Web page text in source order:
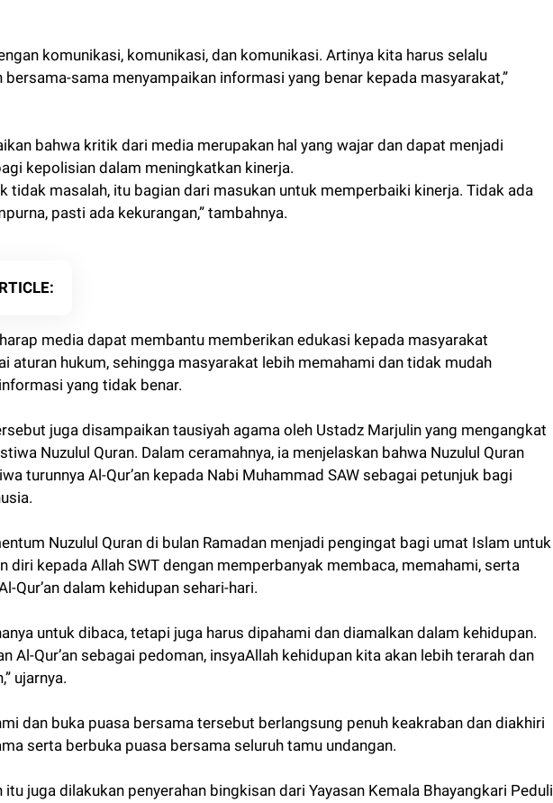
komunikasi, komunikasi, dan komunikasi. Artinya kita harus selalu
sama menyampaikan informasi yang benar kepada masyarakat,”
bahwa kritik dari media merupakan hal yang wajar dan dapat menjadi
kepolisian dalam meningkatkan kinerja.
tidak masalah, itu bagian dari masukan untuk memperbaiki kinerja. Tidak ada
pasti ada kekurangan,” tambahnya.
media dapat membantu memberikan edukasi kepada masyarakat
aturan hukum, sehingga masyarakat lebih memahami dan tidak mudah
yang tidak benar.
juga disampaikan tausiyah agama oleh Ustadz Marjulin yang mengangkat
Nuzulul Quran. Dalam ceramahnya, ia menjelaskan bahwa Nuzulul Quran
turunnya Al-Qur’an kepada Nabi Muhammad SAW sebagai petunjuk bagi
Nuzulul Quran di bulan Ramadan menjadi pengingat bagi umat Islam untuk
diri kepada Allah SWT dengan memperbanyak membaca, memahami, serta
Qur’an dalam kehidupan sehari-hari.
untuk dibaca, tetapi juga harus dipahami dan diamalkan dalam kehidupan.
Al-Qur’an sebagai pedoman, insyaAllah kehidupan kita akan lebih terarah dan
ujarnya.
dan buka puasa bersama tersebut berlangsung penuh keakraban dan diakhiri
serta berbuka puasa bersama seluruh tamu undangan.
juga dilakukan penyerahan bingkisan dari Yayasan Kemala Bhayangkari Peduli